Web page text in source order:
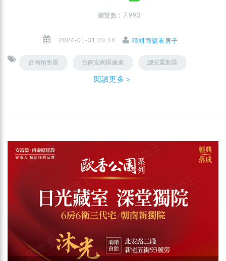
瀏覽數 : 7,993
2024-01-31 20:14 晴耕雨讀看房子
台南預售屋 台南安南區建案 總安重劃區
閱讀更多＞